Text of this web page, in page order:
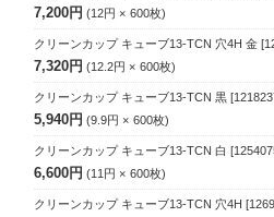
7,200円 12円 600枚
クリーンカップ キューブ13-TCN 穴4H 金
7,320円 12.2円 600枚
クリーンカップ キューブ13-TCN 黒
5,940円 9.9円 600枚
クリーンカップ キューブ13-TCN 白
6,600円 11円 600枚
クリーンカップ キューブ13-TCN 穴4H